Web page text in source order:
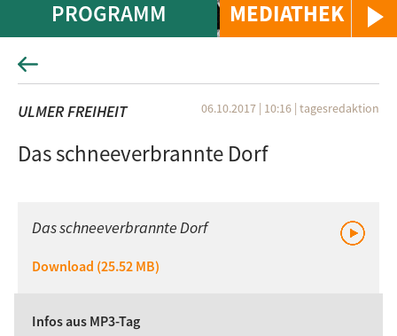
MEDIATHEK
PROGRAMM
ULMER FREIHEIT 06.10.2017 | 10:16 | tagesredaktion
Das schneeverbrannte Dorf
Das schneeverbrannte Dorf
Download (25.52 MB)
Infos aus MP3-Tag